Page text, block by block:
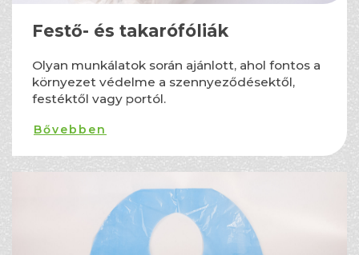
Festő- és takarófóliák
Olyan munkálatok során ajánlott, ahol fontos a
környezet védelme a szennyeződésektől,
festéktől vagy portól.
Bővebben